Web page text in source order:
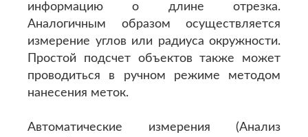
информацию о длине отрезка.
Аналогичным образом осуществляется
измерение углов или радиуса окружности.
Простой подсчет объектов также может
проводиться в ручном режиме методом
нанесения меток.
Автоматические измерения (Анализ